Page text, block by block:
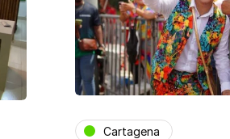
Cartagena